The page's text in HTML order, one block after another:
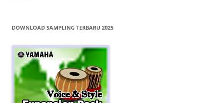
DOWNLOAD SAMPLING TERBARU 2025